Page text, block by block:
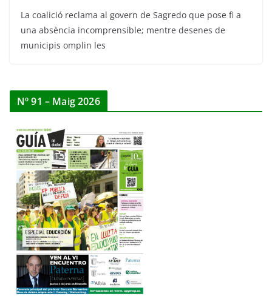
La coalició reclama al govern de Sagredo que pose fi a
una absència incomprensible; mentre desenes de
municipis omplin les
Nº 91 – Maig 2026